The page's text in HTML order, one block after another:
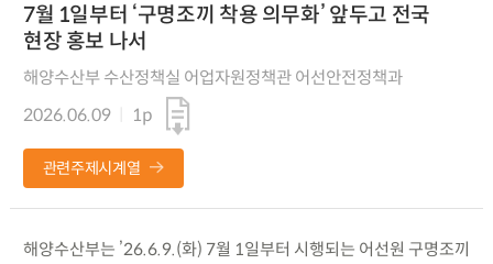
7월 1일부터 ‘구명조끼 착용 의무화’ 앞두고 전국
현장 홍보 나서
해양수산부 수산정책실 어업자원정책관 어선안전정책과
2026.06.09
1p
관련주제시계열
해양수산부는 ’26.6.9.(화) 7월 1일부터 시행되는 어선원 구명조끼